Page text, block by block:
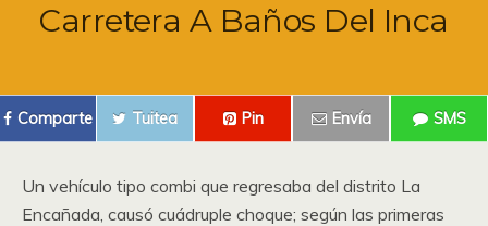
Carretera A Baños Del Inca
Comparte Tuitea Pin Envía SMS
Un vehículo tipo combi que regresaba del distrito La
Encañada, causó cuádruple choque; según las primeras